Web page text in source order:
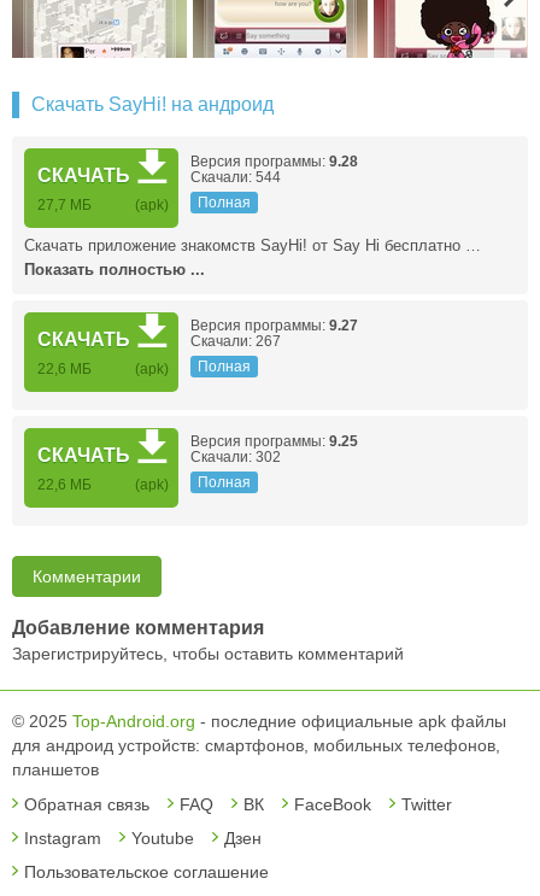
Скачать SayHi! на андроид
СКАЧАТЬ
27,7 МБ (apk)
Версия программы: 9.28
Скачали: 544
Полная
Скачать приложение знакомств SayHi! от Say Hi бесплатно …
Показать полностью ...
СКАЧАТЬ
22,6 МБ (apk)
Версия программы: 9.27
Скачали: 267
Полная
СКАЧАТЬ
22,6 МБ (apk)
Версия программы: 9.25
Скачали: 302
Полная
Комментарии
Добавление комментария
Зарегистрируйтесь, чтобы оставить комментарий
© 2025 Top-Android.org - последние официальные apk файлы
для андроид устройств: смартфонов, мобильных телефонов,
планшетов
Обратная связь
FAQ ВК FaceBook
Twitter
Instagram
Youtube
Дзен
Пользовательское соглашение